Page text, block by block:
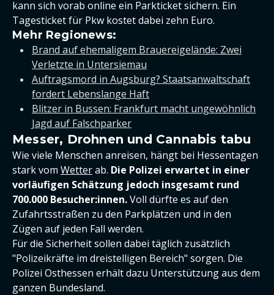
kann sich vorab online ein Parkticket sichern. Ein
Tagesticket für Pkw kostet dabei zehn Euro.
Mehr Regionews:
Brand auf ehemaligem Brauereigelände: Zwei
Verletzte in Untersiemau
Auftragsmord in Augsburg? Staatsanwaltschaft
fordert Lebenslange Haft
Blitzer in Bussen: Frankfurt macht ungewöhnlich
Jagd auf Falschparker
Messer, Drohnen und Cannabis tabu
Wie viele Menschen anreisen, hängt bei Hessentagen
stark vom Wetterab. Die Polizei erwartet in einer
vorläufigen Schätzung jedoch insgesamt rund
700.000 Besucher:innen.Voll dürfte es auf den
Zufahrtsstraßen zu den Parkplätzen und in den
Zügen auf jeden Fall werden.
Für die Sicherheit sollen dabei täglich zusätzlich
"Polizeikräfte im dreistelligen Bereich" sorgen. Die
Polizei Osthessen erhält dazu Unterstützung aus dem
ganzen Bundesland.